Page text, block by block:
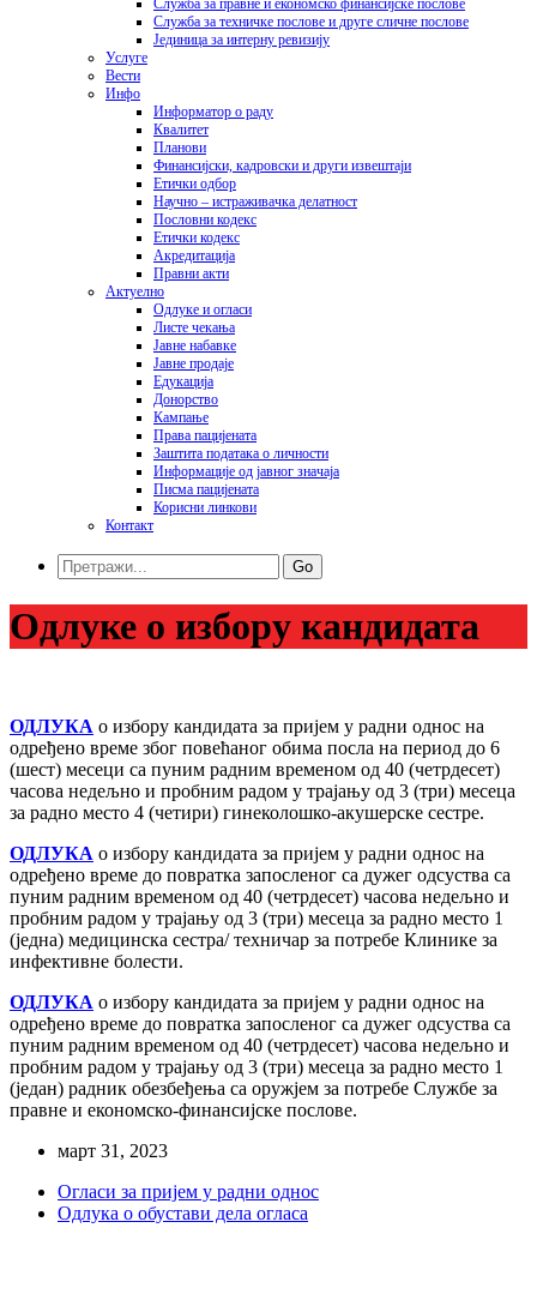
Служба за правне и економско финансијске послове
Служба за техничке послове и друге сличне послове
Јединица за интерну ревизију
Услуге
Вести
Инфо
Информатор о раду
Квалитет
Планови
Финансијски, кадровски и други извештаји
Етички одбор
Научно – истраживачка делатност
Пословни кодекс
Етички кодекс
Акредитација
Правни акти
Актуелно
Одлуке и огласи
Листе чекања
Јавне набавке
Јавне продаје
Едукација
Донорство
Кампање
Права пацијената
Заштита података o личности
Информације од јавног значаја
Писма пацијената
Корисни линкови
Контакт
Go
Одлуке о избору кандидата
ОДЛУКА о избору кандидата за пријем у радни однос на
одређено време због повећаног обима посла на период до 6
(шест) месеци са пуним радним временом од 40 (четрдесет)
часова недељно и пробним радом у трајању од 3 (три) месеца
за радно место 4 (четири) гинеколошко-акушерске сестре.
ОДЛУКА о избору кандидата за пријем у радни однос на
одређено време до повратка запосленог са дужег одсуства са
пуним радним временом од 40 (четрдесет) часова недељно и
пробним радом у трајању од 3 (три) месеца за радно место 1
(једна) медицинска сестра/ техничар за потребе Клинике за
инфективне болести.
ОДЛУКА о избору кандидата за пријем у радни однос на
одређено време до повратка запосленог са дужег одсуства са
пуним радним временом од 40 (четрдесет) часова недељно и
пробним радом у трајању од 3 (три) месеца за радно место 1
(један) радник обезбеђења са оружјем за потребе Службе за
правне и економско-финансијске послове.
март 31, 2023
Огласи за пријем у радни однос
Одлука о обустави дела огласа